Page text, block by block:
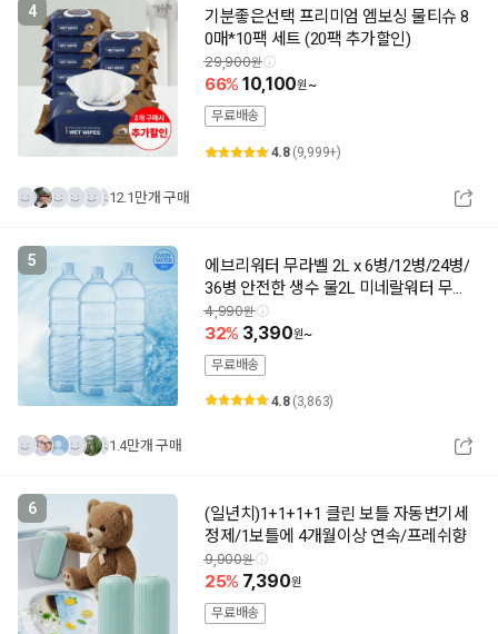
4
기분좋은선택 프리미엄 엠보싱 물티슈 8
0매*10팩 세트 (20팩 추가할인)
29,900
66 10,100
~
무료배송
4.8 (9,999+)
12.1만개 구매
5
에브리워터 무라벨 2L x 6병/12병/24병/
36병 안전한 생수 물2L 미네랄워터 무라
벨생수 샘물
4,990
32 3,390
~
무료배송
4.8 (3,863)
1.4만개 구매
6
(일년치)1+1+1+1 클린 보틀 자동변기세
정제/1보틀에 4개월이상 연속/프레쉬향
9,900
25 7,390
무료배송